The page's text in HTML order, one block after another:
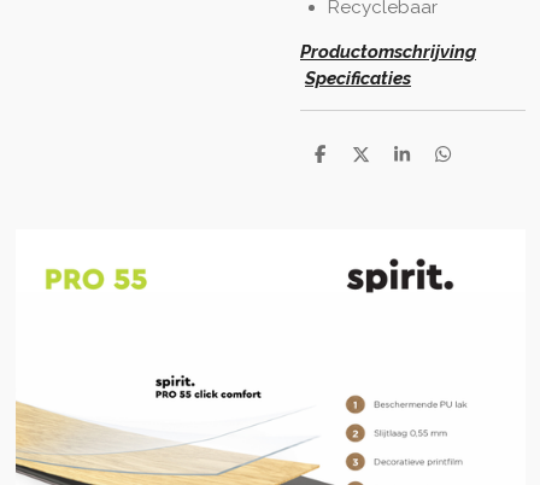
Recyclebaar
Productomschrijving
Specificaties
D
D
S
D